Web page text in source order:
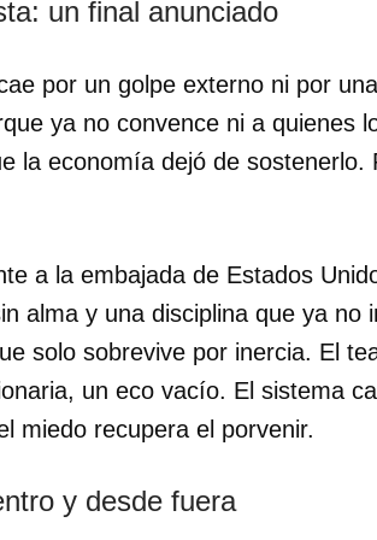
un final anunciado
por un golpe externo ni por
ya no convence ni a quienes
la economía dejó de sostenerlo.
a la embajada de Estados
alma y una disciplina que ya no
solo sobrevive por inercia. El
un eco vacío. El sistema
miedo recupera el porvenir.
y desde fuera